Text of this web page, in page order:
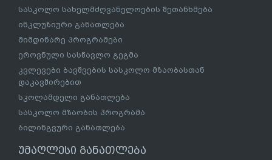
სასკოლო სახელმძღვანელოების შეთანხმება
ინკლუზიური განათლება
მიმდინარე პროგრამები
ეროვნული სასწავლო გეგმა
კვლევები ბავშვების სასკოლო მზაობასთან
დაკავშირებით
სკოლამდელი განათლება
სასკოლო მზაობის პროგრამა
ბილინგვური განათლება
უმაღლესი განათლება